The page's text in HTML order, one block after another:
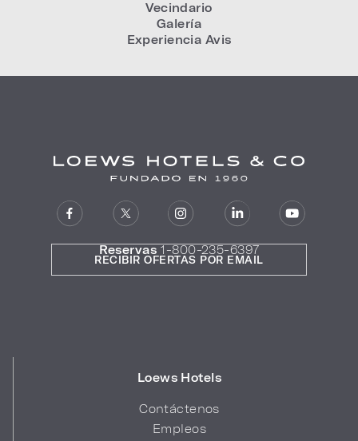
Vecindario
Galería
Experiencia Avis
Reservas 1-800-235-6397
Loews Hotels
Contáctenos
Empleos
RECIBIR OFERTAS POR EMAIL